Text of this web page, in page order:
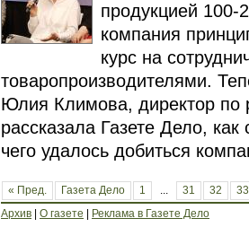
продукцией 100-
компания
курс на
товаропроизводителями.
Юлия Климова, директор
рассказала Газете Дело,
чего удалось добиться
« Пред. Газета Дело 1 ... 31 32
33
Архив
О газете Реклама в Газете Дело